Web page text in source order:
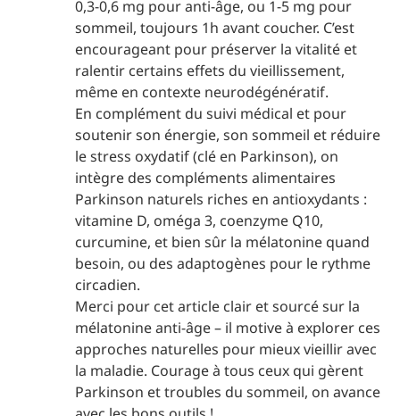
0,3-0,6 mg pour anti-âge, ou 1-5 mg pour
sommeil, toujours 1h avant coucher. C’est
encourageant pour préserver la vitalité et
ralentir certains effets du vieillissement,
même en contexte neurodégénératif.
En complément du suivi médical et pour
soutenir son énergie, son sommeil et réduire
le stress oxydatif (clé en Parkinson), on
intègre des compléments alimentaires
Parkinson naturels riches en antioxydants :
vitamine D, oméga 3, coenzyme Q10,
curcumine, et bien sûr la mélatonine quand
besoin, ou des adaptogènes pour le rythme
circadien.
Merci pour cet article clair et sourcé sur la
mélatonine anti-âge – il motive à explorer ces
approches naturelles pour mieux vieillir avec
la maladie. Courage à tous ceux qui gèrent
Parkinson et troubles du sommeil, on avance